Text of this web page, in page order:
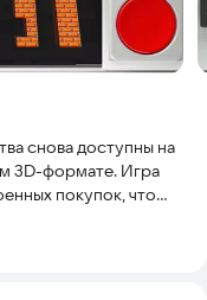
снова доступны на
3D-формате. Игра
покупок, что
Геймплей